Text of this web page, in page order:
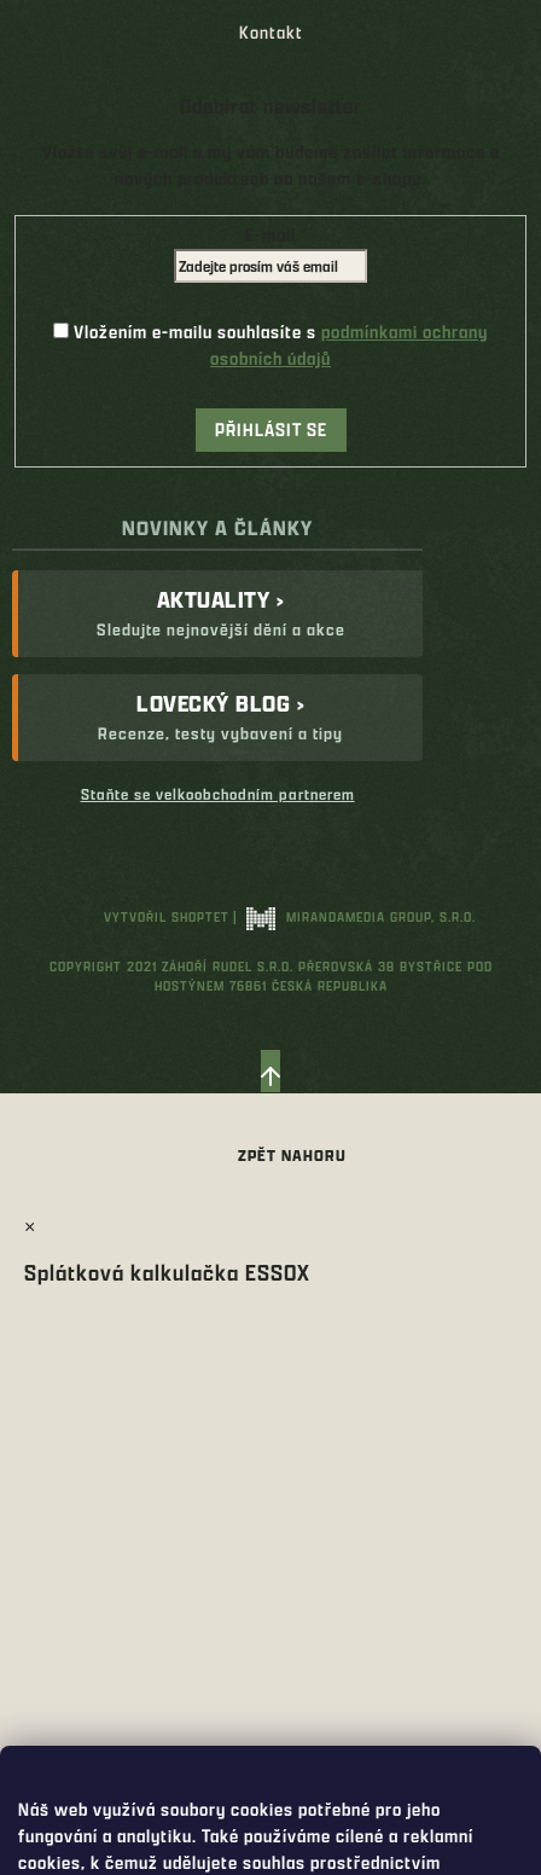
Náš web využívá soubory cookies potřebné pro jeho
fungování a analytiku. Také používáme cílené a reklamní
cookies, k čemuž udělujete souhlas prostřednictvím
Kontakt
Vložením e-mailu souhlasíte s podmínkami ochrany
osobních údajů
PŘIHLÁSIT SE
NOVINKY A ČLÁNKY
AKTUALITY ›
Sledujte nejnovější dění a akce
LOVECKÝ BLOG ›
Recenze, testy vybavení a tipy
Staňte se velkoobchodním partnerem
VYTVOŘIL SHOPTET | MIRANDAMEDIA GROUP, S.R.O.
COPYRIGHT 2021 ZÁHOŘÍ RUDEL S.R.O. PŘEROVSKÁ 38 BYSTŘICE POD
HOSTÝNEM 76861 ČESKÁ REPUBLIKA
×
Splátková kalkulačka ESSOX